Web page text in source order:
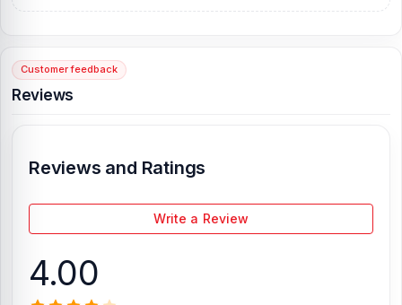
Alternatively, you can come to our store to get this official and
93, Basement-2, Bashundhara City Shopping Complex
Panthapath, Dhaka – 1215.
Customer feedback
Reviews
Reviews and Ratings
Write a Review
4.00